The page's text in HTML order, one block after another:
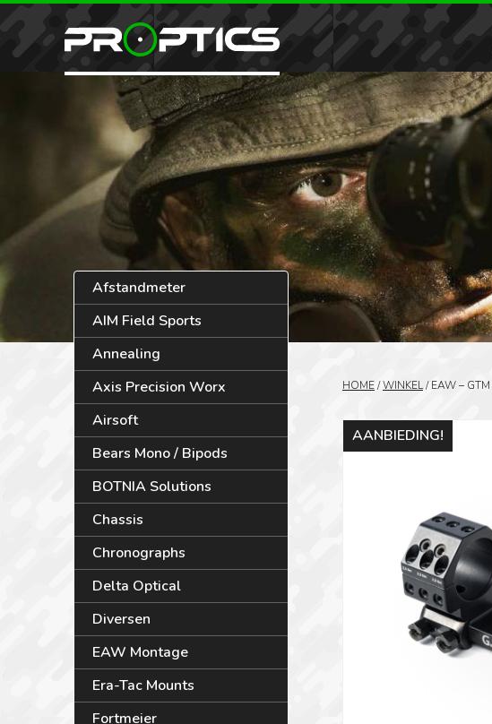
Afstandmeter
AIM Field Sports
Annealing
Axis Precision Worx
Airsoft
Bears Mono / Bipods
BOTNIA Solutions
Chassis
Chronographs
Delta Optical
Diversen
EAW Montage
Era-Tac Mounts
Fortmeier
HOME/WINKEL/EAW –
AANBIEDING!